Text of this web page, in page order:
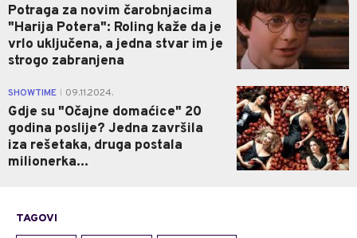
Potraga za novim čarobnjacima
"Harija Potera": Roling kaže da je
vrlo uključena, a jedna stvar im je
strogo zabranjena
SHOWTIME 09.11.2024.
Gdje su "Očajne domaćice" 20
godina poslije? Jedna završila
iza rešetaka, druga postala
milionerka...
0
TAGOVI